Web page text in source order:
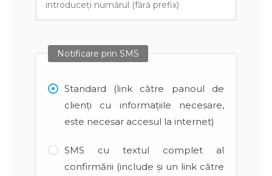
Notificare prin SMS
Standard (link către panoul de
clienți cu informațiile necesare,
este necesar accesul la internet)
SMS cu textul complet al
confirmării (include și un link către